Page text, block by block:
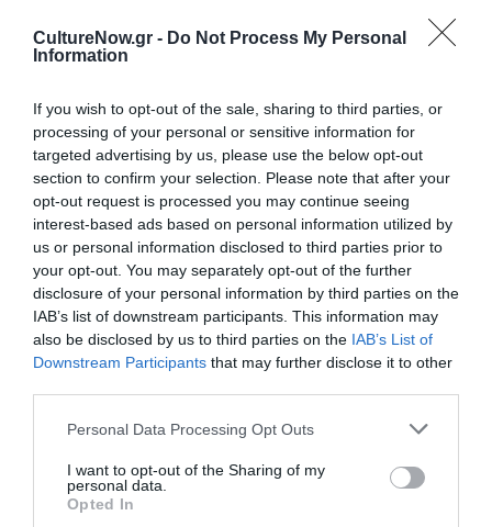
CultureNow.gr - Do Not Process My Personal
Information
If you wish to opt-out of the sale, sharing to third parties, or
processing of your personal or sensitive information for
targeted advertising by us, please use the below opt-out
section to confirm your selection. Please note that after your
opt-out request is processed you may continue seeing
interest-based ads based on personal information utilized by
us or personal information disclosed to third parties prior to
your opt-out. You may separately opt-out of the further
disclosure of your personal information by third parties on the
IAB’s list of downstream participants. This information may
also be disclosed by us to third parties on the IAB’s List of
Downstream Participants that may further disclose it to other
Personal Data Processing Opt Outs
I want to opt-out of the Sharing of my
personal data.
Opted In
Νέοι Διαγωνισμοί
Newsletter
Κάθε βδομάδα στο e-mail σας τα τελευταία νέα για
την Τέχνη και τον Πολιτισμό!
Ακολουθήστε το Culturenow.gr
Δημοφιλή Άρθρα